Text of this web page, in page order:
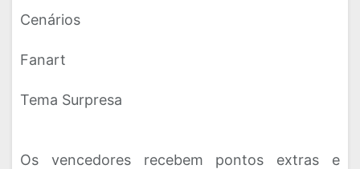
Cenários
Fanart
Tema Surpresa
Os vencedores recebem pontos extras e